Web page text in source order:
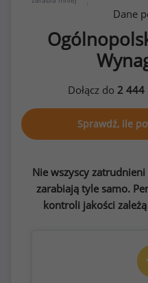
Dane
Dołącz do 2 444
Sprawdź, ile
Nie wszyscy
zarabiają tyle samo.
kontroli jakości